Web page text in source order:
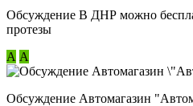
Обсуждение В ДНР можно
протезы
А А
Обсуждение Автомагазин